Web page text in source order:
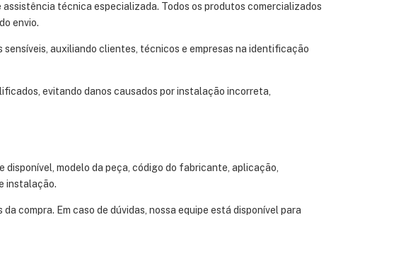
técnica especializada. Todos os produtos comercializados
envio.
auxiliando clientes, técnicos e empresas na identificação
evitando danos causados por instalação incorreta,
disponível, modelo da peça, código do fabricante, aplicação,
instalação.
compra. Em caso de dúvidas, nossa equipe está disponível para